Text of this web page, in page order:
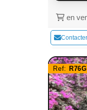
en
Contacter
Ref: